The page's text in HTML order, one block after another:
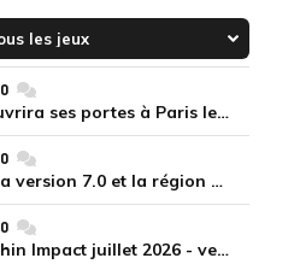
0commentaires
Le premier Genshin Café ouvrira ses portes à Paris le 14 août
0commentaires
Genshin Impact déploiera sa version 7.0 et la région de Snezhnaya le 12 août
0commentaires
Codes primo-gemmes Genshin Impact juillet 2026 - version 7.0